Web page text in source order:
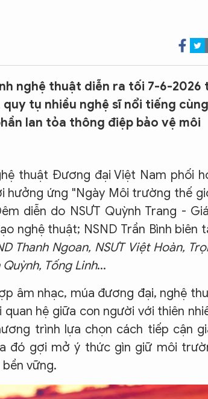
nghệ thuật diễn ra tối 7-6-2026
quy tụ nhiều nghệ sĩ nổi tiếng cùng
lan tỏa thông điệp bảo vệ môi
thuật Đương đại Việt Nam phối
hưởng ứng "Ngày Môi trường thế
diễn do NSƯT Quỳnh Trang -
nghệ thuật; NSND Trần Bình biên
Thanh Ngoan, NSƯT Việt Hoàn,
Quỳnh, Tống Linh...
âm nhạc, múa đương đại, nghệ
hệ giữa con người với thiên
trình lựa chọn cách tiếp cận
đó gợi mở ý thức gìn giữ môi
vững.